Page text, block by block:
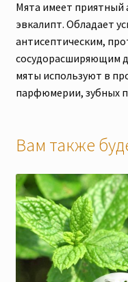
Мята имеет
эвкалипт. Обладает
антисептическим,
сосудорасширяющим
мяты используют в
парфюмерии, зубных
Вам также